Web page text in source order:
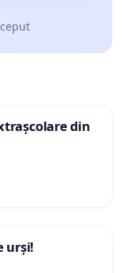
din
urși!